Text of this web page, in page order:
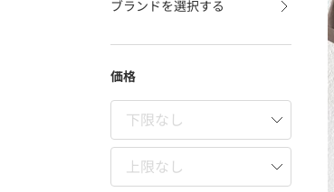
ブランドを選択する
価格